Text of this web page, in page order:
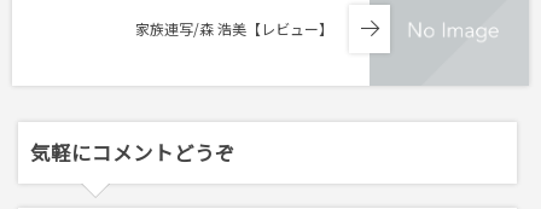
家族連写/森 浩美【レビュー】
気軽にコメントどうぞ